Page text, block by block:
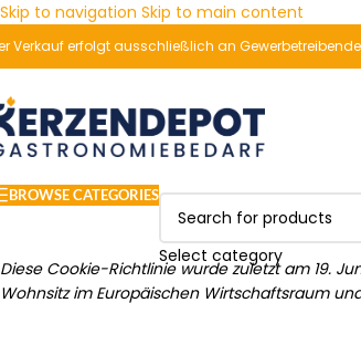
Skip to navigation Skip to main content
Verkauf erfolgt ausschließlich an
BROWSE CATEGORIES
Select category
Diese Cookie-Richtlinie wurde zuletzt am 19.
Wohnsitz im Europäischen Wirtschaftsraum